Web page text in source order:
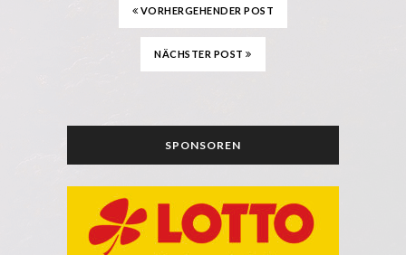
VORHERGEHENDER POST
NÄCHSTER POST
SPONSOREN